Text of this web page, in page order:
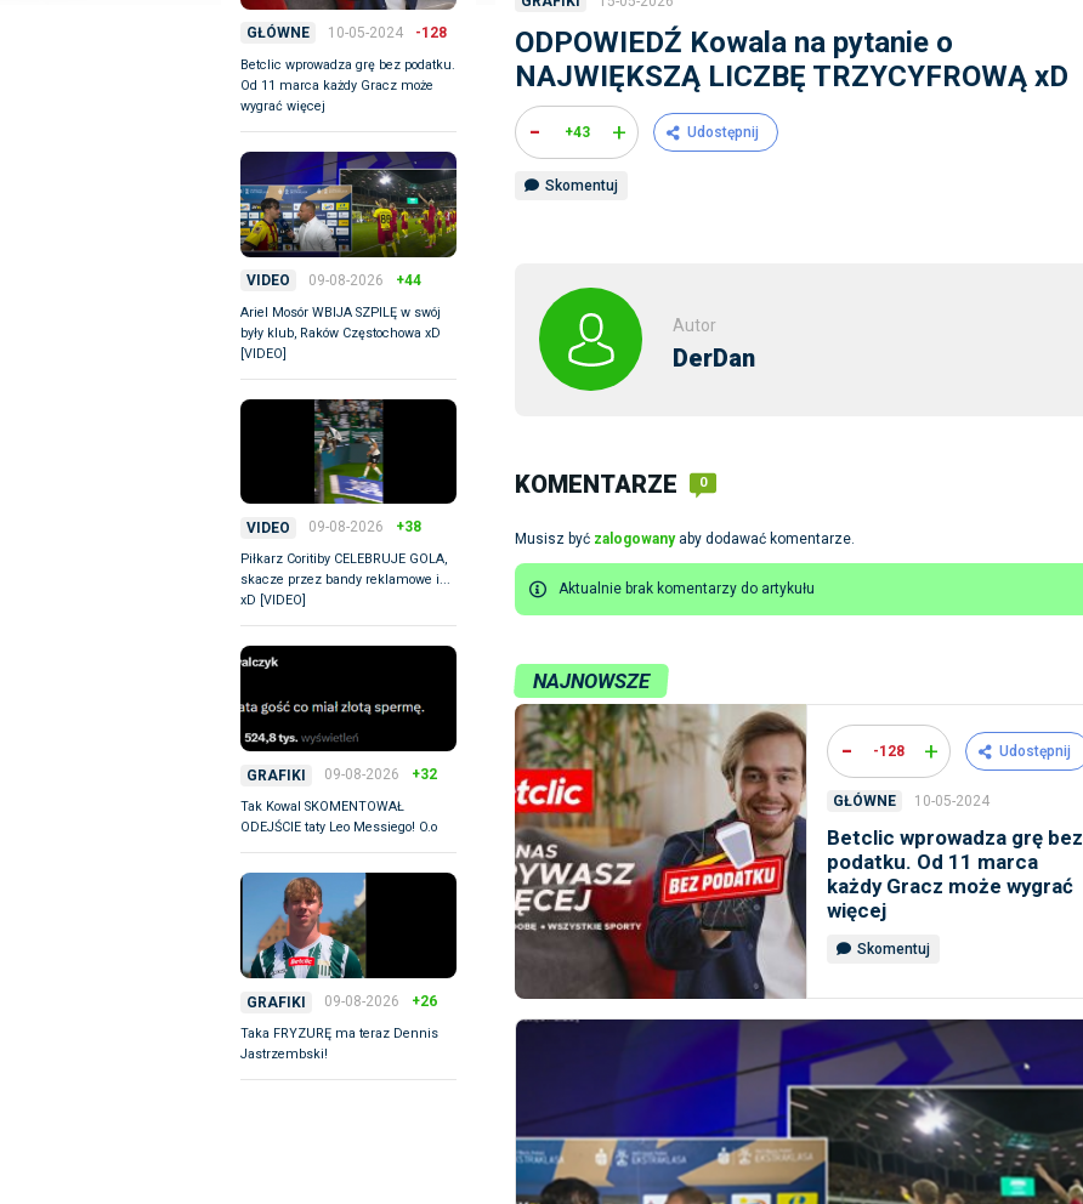
GŁÓWNE 10-05-2024 -128
Betclic wprowadza grę bez podatku.
Od 11 marca każdy Gracz może
wygrać więcej
VIDEO 09-08-2026 +44
Ariel Mosór WBIJA SZPILĘ w swój
były klub, Raków Częstochowa xD
[VIDEO]
VIDEO 09-08-2026 +38
Piłkarz Coritiby CELEBRUJE GOLA,
skacze przez bandy reklamowe i...
xD [VIDEO]
GRAFIKI 09-08-2026 +32
Tak Kowal SKOMENTOWAŁ
ODEJŚCIE taty Leo Messiego! O.o
GRAFIKI 09-08-2026 +26
Taka FRYZURĘ ma teraz Dennis
Jastrzembski!
ODPOWIEDŹ Kowala na pytanie o
NAJWIĘKSZĄ LICZBĘ TRZYCYFROWĄ xD
- +43 + Udostępnij
Skomentuj
Autor
DerDan
KOMENTARZE 0
Musisz być zalogowanyaby dodawać komentarze.
Aktualnie brak komentarzy do artykułu
NAJNOWSZE
- -128 + Udostępnij
GŁÓWNE 10-05-2024
Betclic wprowadza grę bez
podatku. Od 11 marca
każdy Gracz może wygrać
więcej
Skomentuj